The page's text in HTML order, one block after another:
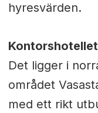
hyresvärden.
Det ligger i
området
med ett rikt